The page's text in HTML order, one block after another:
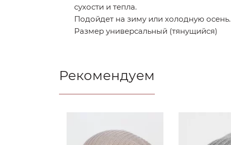
сухости и тепла.
Подойдет на зиму или холодную осень.
Размер универсальный (тянущийся)
Рекомендуем